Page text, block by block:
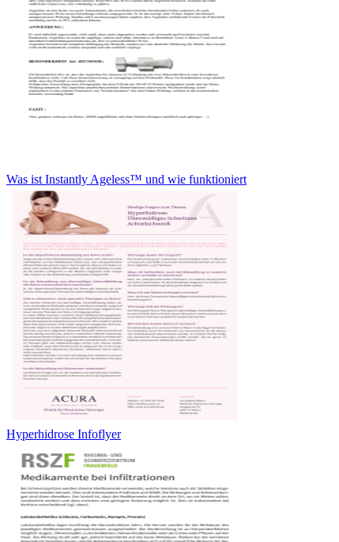
Was ist Instantly Ageless™ und wie funktioniert
Hyperhidrose Infoflyer